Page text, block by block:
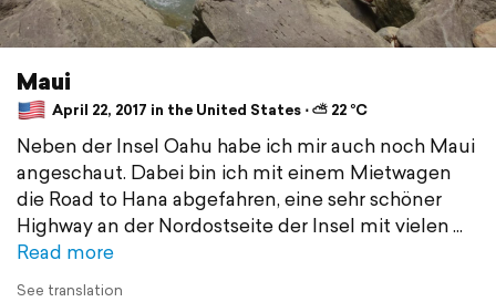
Maui
April 22, 2017 in the United States ⋅ ⛅ 22 °C
Neben der Insel Oahu habe ich mir auch noch Maui
angeschaut. Dabei bin ich mit einem Mietwagen
die Road to Hana abgefahren, eine sehr schöner
Highway an der Nordostseite der Insel mit vielen
Read more
See translation